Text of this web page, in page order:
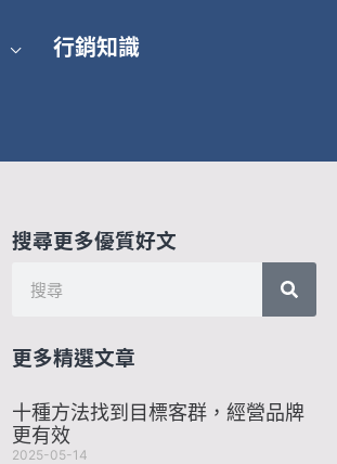
行銷知識
搜尋更多優質好文
更多精選文章
十種方法找到目標客群，經營品牌
更有效
2025-05-14